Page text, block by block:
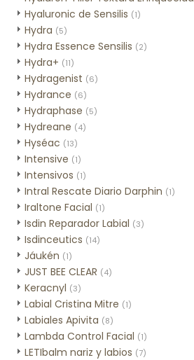
Hyaluronic de Sensilis (1)
Hydra (5)
Hydra Essence Sensilis (2)
Hydra+ (11)
Hydragenist (6)
Hydrance (6)
Hydraphase (5)
Hydreane (4)
Hyséac (13)
Intensive (1)
Intensivos (1)
Intral Rescate Diario Darphin (1)
Iraltone Facial (1)
Isdin Reparador Labial (3)
Isdinceutics (14)
Jáukén (1)
JUST BEE CLEAR (4)
Keracnyl (3)
Labial Cristina Mitre (1)
Labiales Apivita (8)
Lambda Control Facial (1)
LETIbalm nariz y labios (7)